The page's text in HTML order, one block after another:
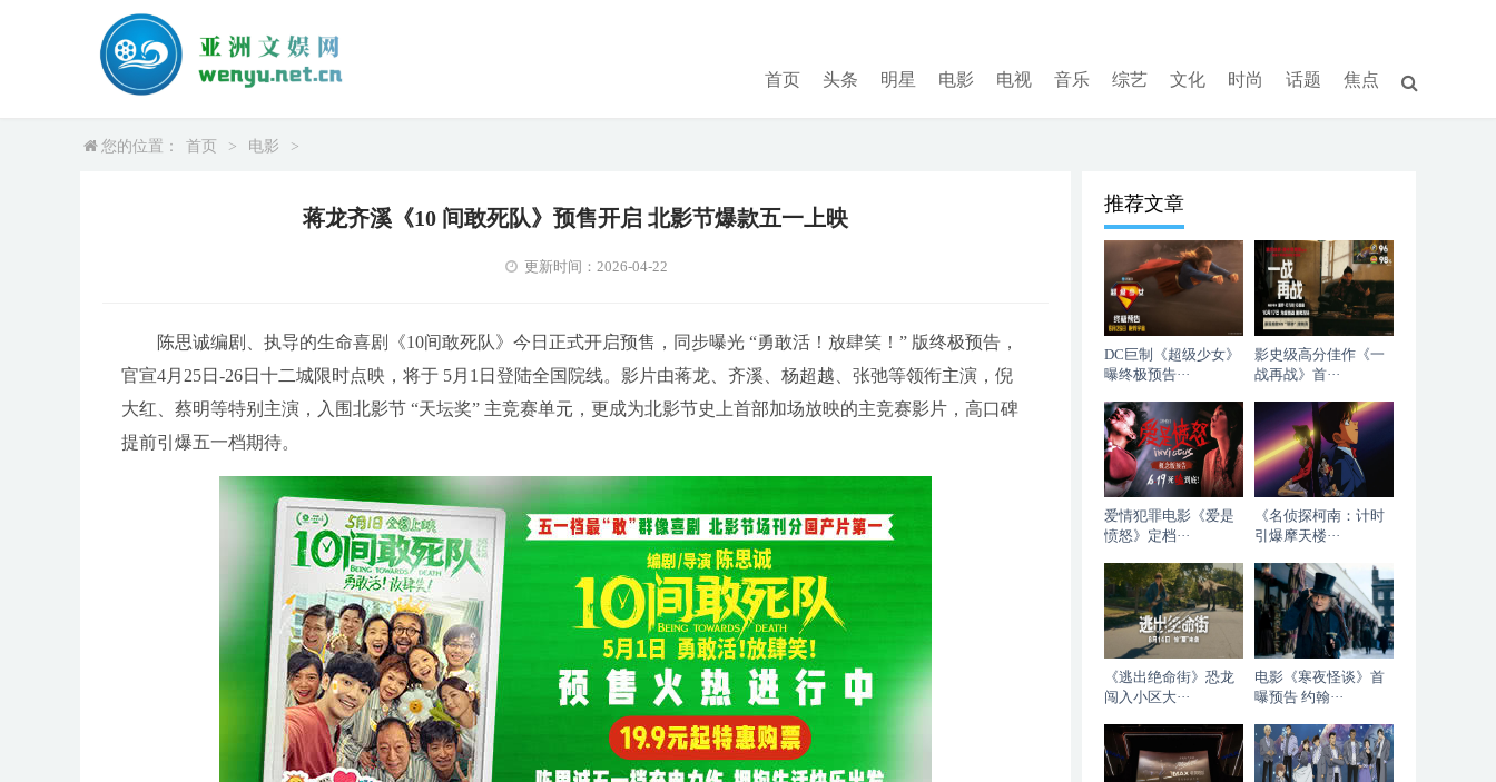
首页 头条 明星 电影 电视 音乐 综艺 文化 时尚 话题 焦点
您的位置： 首页 > 电影 >
蒋龙齐溪《10 间敢死队》预售开启 北影节爆款五一上映
更新时间：2026-04-22
陈思诚编剧、执导的生命喜剧《10间敢死队》今日正式开启预售，同步曝光 “勇敢活！放肆笑！” 版终极预告，
官宣4月25日-26日十二城限时点映，将于 5月1日登陆全国院线。影片由蒋龙、齐溪、杨超越、张弛等领衔主演，倪
大红、蔡明等特别主演，入围北影节 “天坛奖” 主竞赛单元，更成为北影节史上首部加场放映的主竞赛影片，高口碑
提前引爆五一档期待。
推荐文章
DC巨制《超级少女》
曝终极预告···
影史级高分佳作《一
战再战》首···
爱情犯罪电影《爱是
愤怒》定档···
《名侦探柯南：计时
引爆摩天楼···
《逃出绝命街》恐龙
闯入小区大···
电影《寒夜怪谈》首
曝预告 约翰···